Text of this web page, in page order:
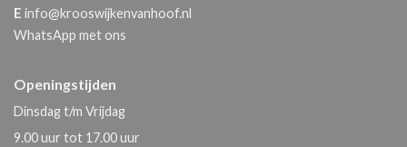
E info@krooswijkenvanhoof.nl
WhatsApp met ons
Openingstijden
Dinsdag t/m Vrijdag
9.00 uur tot 17.00 uur